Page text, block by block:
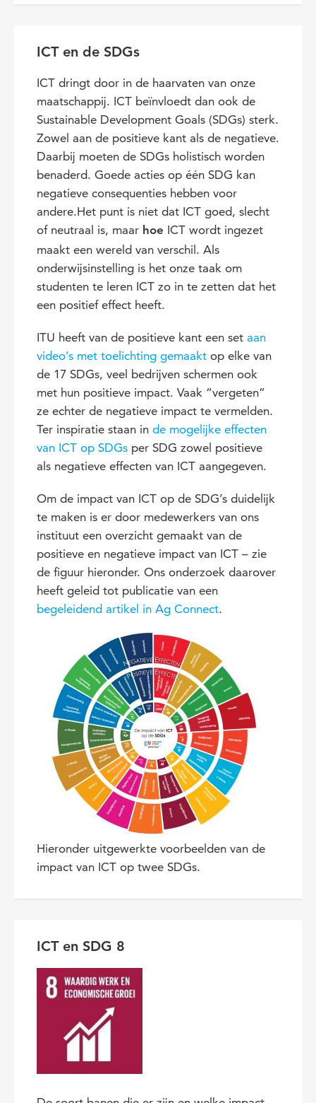
ICT en de SDGs
ICT dringt door in de haarvaten van onze
maatschappij. ICT beïnvloedt dan ook de
Sustainable Development Goals (SDGs) sterk.
Zowel aan de positieve kant als de negatieve.
Daarbij moeten de SDGs holistisch worden
benaderd. Goede acties op één SDG kan
negatieve consequenties hebben voor
andere.Het punt is niet dat ICT goed, slecht
of neutraal is, maar hoe ICT wordt ingezet
maakt een wereld van verschil. Als
onderwijsinstelling is het onze taak om
studenten te leren ICT zo in te zetten dat het
een positief effect heeft.
ITU heeft van de positieve kant een set aan
video’s met toelichting gemaakt op elke van
de 17 SDGs, veel bedrijven schermen ook
met hun positieve impact. Vaak “vergeten”
ze echter de negatieve impact te vermelden.
Ter inspiratie staan in de mogelijke effecten
van ICT op SDGs per SDG zowel positieve
als negatieve effecten van ICT aangegeven.
Om de impact van ICT op de SDG’s duidelijk
te maken is er door medewerkers van ons
instituut een overzicht gemaakt van de
positieve en negatieve impact van ICT – zie
de figuur hieronder. Ons onderzoek daarover
heeft geleid tot publicatie van een
begeleidend artikel in Ag Connect.
Hieronder uitgewerkte voorbeelden van de
impact van ICT op twee SDGs.
ICT en SDG 8